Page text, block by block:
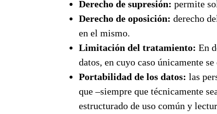
Derecho de supresión: permite
Derecho de oposición: derecho
en el mismo.
Limitación del tratamiento: En
datos, en cuyo caso únicamente
Portabilidad de los datos: las
que –siempre que técnicamente
estructurado de uso común y